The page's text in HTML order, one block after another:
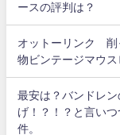
ースの評判は？
オットーリンク 削
物ビンテージマウ
最安は？バンドレ
げ！？！？と言い
件。